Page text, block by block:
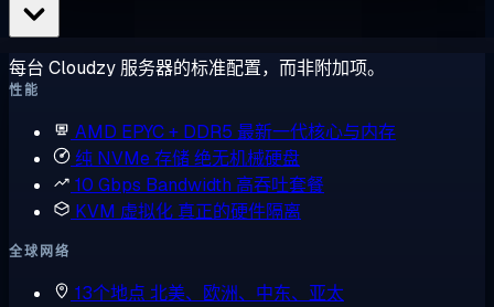
每台 Cloudzy 服务器的标准配置，而非附加项。
性能
AMD EPYC + DDR5 最新一代核心与内存
纯 NVMe 存储绝无机械硬盘
10 Gbps Bandwidth 高吞吐套餐
KVM 虚拟化 真正的硬件隔离
全球网络
13个地点 北美、欧洲、中东、亚太